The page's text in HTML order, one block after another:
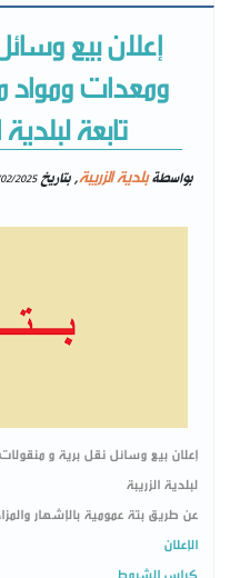
إعلان بيع
ومعدات ومواد
تابعة لبلدية
بواسطةبلدية الزريبة, بتاريخ2025
إعلان بيع وسائل نقل برية و
لبلدية الزريبة
عن طريق بتة عمومية بالإشهار
الإعلان